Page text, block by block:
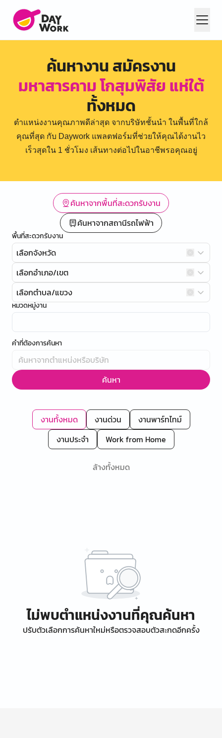
ค้นหางาน สมัครงาน
มหาสารคาม โกสุมพิสัย แห่ใต้
ทั้งหมด
ตำแหน่งงานคุณภาพดีล่าสุด จากบริษัทชั้นนำ ในพื้นที่ใกล้
คุณที่สุด กับ Daywork แพลตฟอร์มที่ช่วยให้คุณได้งานไว
เร็วสุดใน 1 ชั่วโมง เส้นทางต่อไปในอาชีพรอคุณอยู่
ค้นหาจากพื้นที่สะดวกรับงาน
ค้นหาจากสถานีรถไฟฟ้า
พื้นที่สะดวกรับงาน
เลือกจังหวัด
เลือกอำเภอ/เขต
เลือกตำบล/แขวง
หมวดหมู่งาน
คำที่ต้องการค้นหา
ค้นหา
งานทั้งหมด งานด่วน
งานพาร์ทไทม์
งานประจำ
Work from Home
ล้างทั้งหมด
ไม่พบตำแหน่งงานที่คุณค้นหา
ปรับตัวเลือกการค้นหาใหม่หรือตรวจสอบตัวสะกดอีกครั้ง